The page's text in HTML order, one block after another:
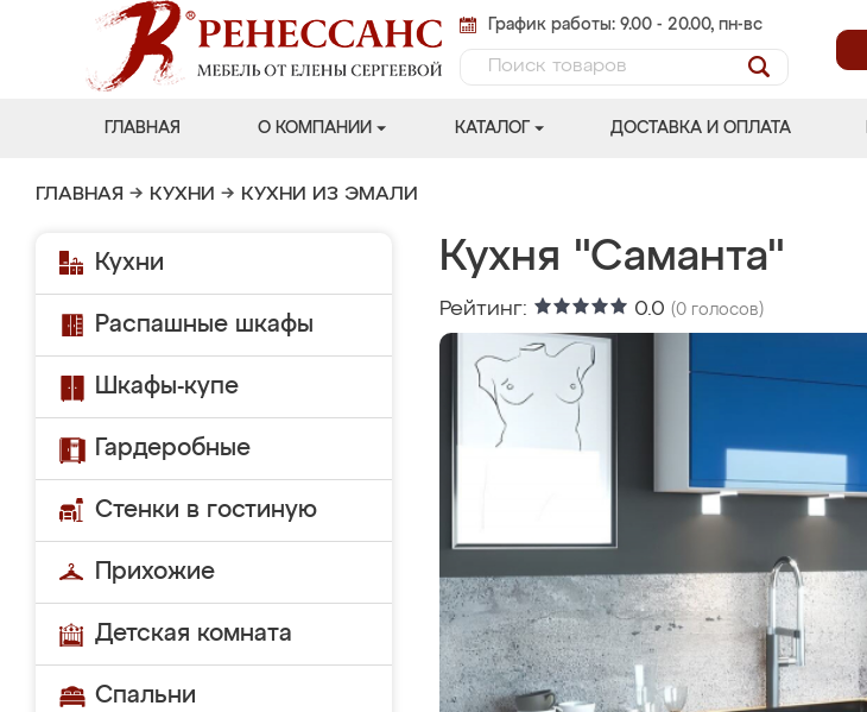
График работы: 9.00 - 20.00, пн-вс
ГЛАВНАЯ О КОМПАНИИ КАТАЛОГ ДОСТАВКА И ОПЛАТА
ГЛАВНАЯ → КУХНИ → КУХНИ ИЗ ЭМАЛИ
Кухни
Распашные шкафы
Шкафы-купе
Гардеробные
Стенки в гостиную
Прихожие
Детская комната
Спальни
Кухня "Саманта"
Рейтинг: 0.0 (0 голосов)